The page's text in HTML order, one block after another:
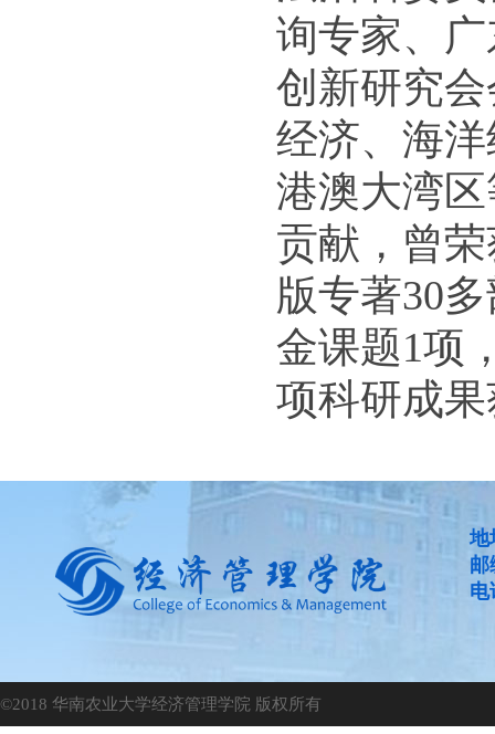
询专家、
创新研究
经济、海
港澳大湾
贡献，曾
版专著30
金课题1项
项科研成
地
邮
电
©2018 华南农业大学经济管理学院 版权所有